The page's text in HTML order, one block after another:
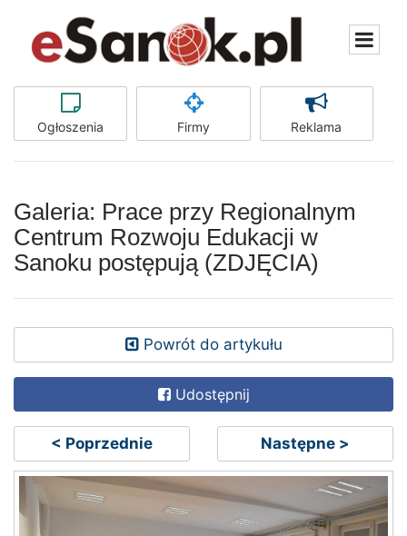
Ogłoszenia Firmy Reklama
Galeria: Prace przy Regionalnym
Centrum Rozwoju Edukacji w
Sanoku postępują (ZDJĘCIA)
Powrót do artykułu
Udostępnij
< Poprzednie Następne >